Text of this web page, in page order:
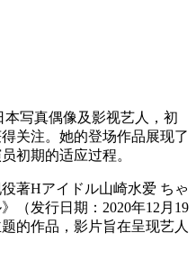
本写真偶像及影视艺人，初
关注。她的登场作品展现了
初期的适应过程。
著Hアイドル山崎水爱 ちゃ
（发行日期：2020年12月19
的作品，影片旨在呈现艺人